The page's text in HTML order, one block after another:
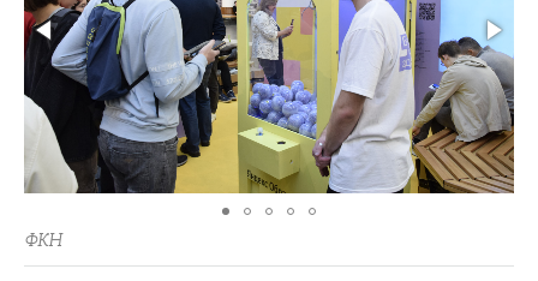
ФКН